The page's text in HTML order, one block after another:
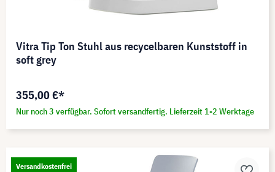
Vitra Tip Ton Stuhl aus recycelbaren Kunststoff in
soft grey
355,00 €*
Nur noch 3 verfügbar. Sofort versandfertig. Lieferzeit 1-2 Werktage
Versandkostenfrei